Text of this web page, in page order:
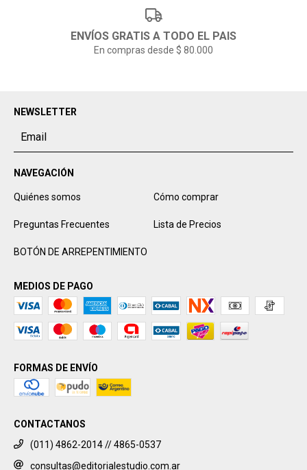
ENVÍOS GRATIS A TODO EL PAIS
En compras desde $ 80.000
NEWSLETTER
NAVEGACIÓN
Quiénes somos Cómo comprar
Preguntas Frecuentes Lista de Precios
BOTÓN DE ARREPENTIMIENTO
MEDIOS DE PAGO
FORMAS DE ENVÍO
CONTACTANOS
(011) 4862-2014 // 4865-0537
consultas@editorialestudio.com.ar